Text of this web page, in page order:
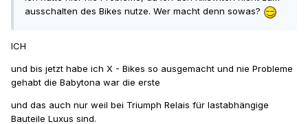
ausschalten des Bikes nutze. Wer macht denn sowas?
ICH
und bis jetzt habe ich X - Bikes so ausgemacht und nie Probleme
gehabt die Babytona war die erste
und das auch nur weil bei Triumph Relais für lastabhängige
Bauteile Luxus sind.